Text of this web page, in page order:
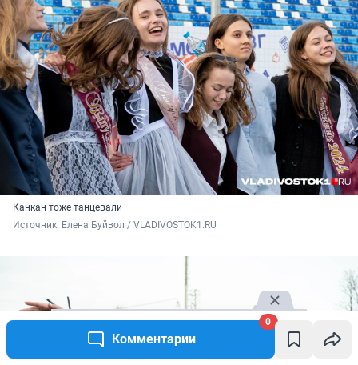
Комментарии
0
Канкан тоже танцевали
Источник: Елена Буйвол / VLADIVOSTOK1.RU